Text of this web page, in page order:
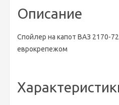
Описание
Спойлер на капот ВАЗ 2170-
еврокрепежом